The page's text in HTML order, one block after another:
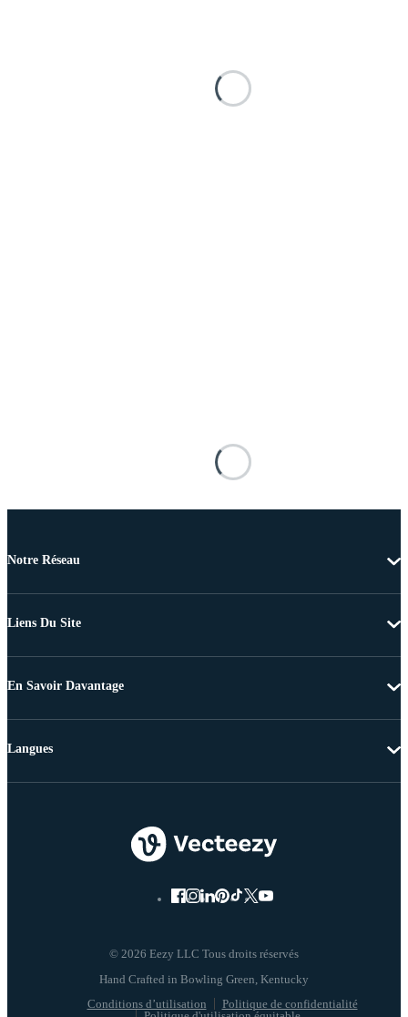
Notre Réseau
Liens Du Site
En Savoir Davantage
© 2026 Eezy LLC Tous droits réservés
Conditions d’utilisation
Politique de confidentialité
Langues